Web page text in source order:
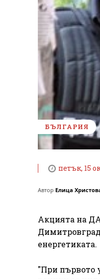
БЪЛГАРИЯ
петък, 15
Автор Елица
Акцията на
енергетиката.
"При първото